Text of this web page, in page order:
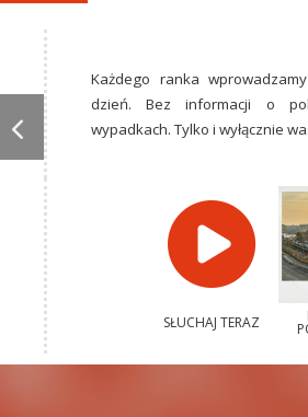
Każdego ranka
dzień. Bez informacji o
wypadkach. Tylko i wyłącznie
SŁUCHAJ TERAZ